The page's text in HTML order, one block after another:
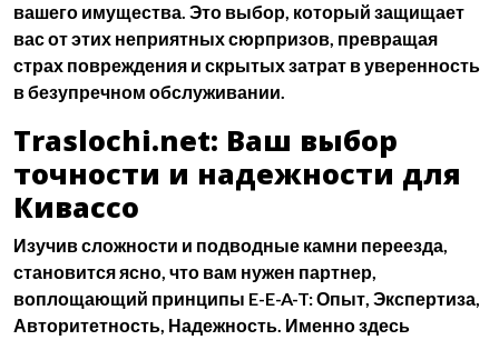
вашего имущества. Это выбор, который защищает
вас от этих неприятных сюрпризов, превращая
страх повреждения и скрытых затрат в уверенность
в безупречном обслуживании.
Traslochi.net: Ваш выбор
точности и надежности для
Кивассо
Изучив сложности и подводные камни переезда,
становится ясно, что вам нужен партнер,
воплощающий принципы E-E-A-T: Опыт, Экспертиза,
Авторитетность, Надежность. Именно здесь